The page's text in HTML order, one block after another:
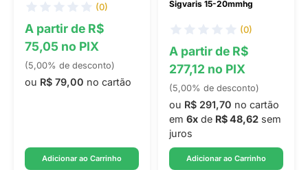
(0)
A partir de R$
75,05 no PIX
(5,00% de desconto)
ou R$ 79,00 no cartão
Adicionar ao Carrinho
Sigvaris 15-20mmhg
(0)
A partir de R$
277,12 no PIX
(5,00% de desconto)
ou R$ 291,70 no cartão
em 6x de R$ 48,62 sem
juros
Adicionar ao Carrinho